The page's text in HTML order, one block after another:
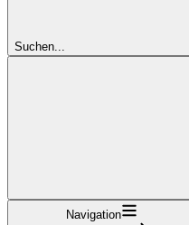
Suchen...
Navigation